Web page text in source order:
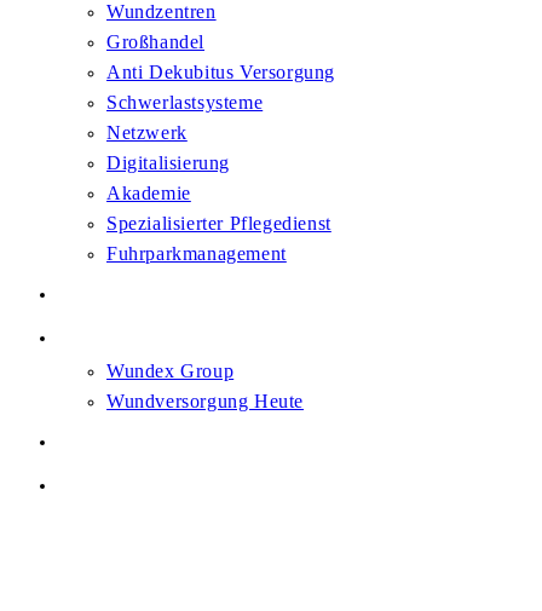
Wundzentren
Großhandel
Anti Dekubitus Versorgung
Schwerlastsysteme
Netzwerk
Digitalisierung
Akademie
Spezialisierter Pflegedienst
Fuhrparkmanagement
Wundex Group
Wundversorgung Heute